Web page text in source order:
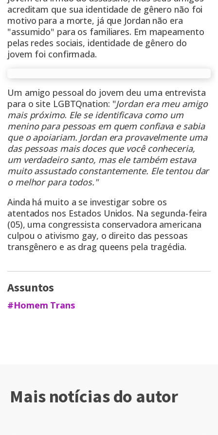
acreditam que sua identidade de gênero não foi
motivo para a morte, já que Jordan não era
"assumido" para os familiares. Em mapeamento
pelas redes sociais, identidade de gênero do
jovem foi confirmada.
Um amigo pessoal do jovem deu uma entrevista
para o site LGBTQnation: "Jordan era meu amigo
mais próximo. Ele se identificava como um
menino para pessoas em quem confiava e sabia
que o apoiariam. Jordan era provavelmente uma
das pessoas mais doces que você conheceria,
um verdadeiro santo, mas ele também estava
muito assustado constantemente. Ele tentou dar
o melhor para todos."
Ainda há muito a se investigar sobre os
atentados nos Estados Unidos. Na segunda-feira
(05), uma congressista conservadora americana
culpou o ativismo gay, o direito das pessoas
transgênero e as drag queens pela tragédia.
Assuntos
#Homem Trans
Mais notícias do autor